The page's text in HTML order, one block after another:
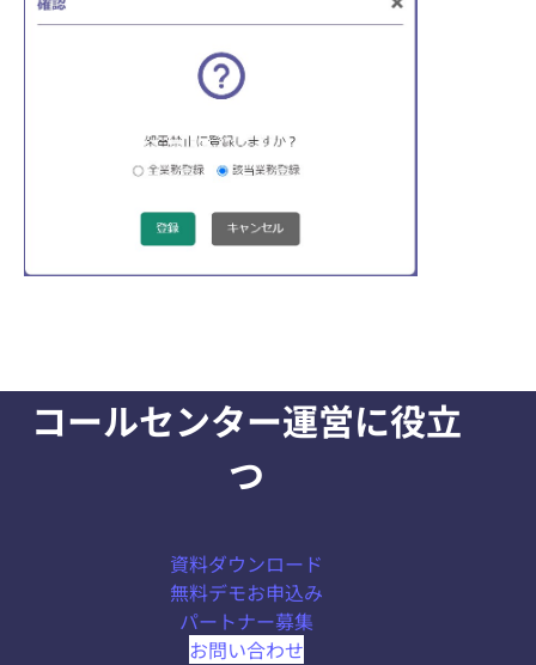
コールセンター運営に役立
つ
資料ダウンロード
無料デモお申込み
パートナー募集
お問い合わせ